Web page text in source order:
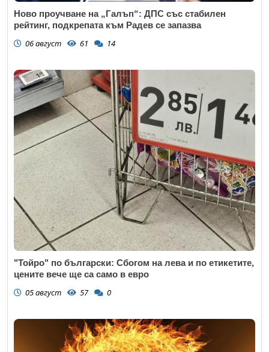
Ново проучване на „Галъп“: ДПС със стабилен
рейтинг, подкрепата към Радев се запазва
06 август 61 14
"Тойро" по български: Сбогом на лева и по етикетите,
цените вече ще са само в евро
05 август 57 0